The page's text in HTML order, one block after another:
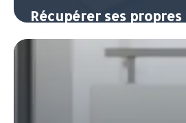
Récupérer ses
semence au potager